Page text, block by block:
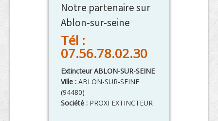
Notre partenaire sur
Ablon-sur-seine
Tél :
07.56.78.02.30
Extincteur ABLON-SUR-SEINE
Ville : ABLON-SUR-SEINE
(94480)
Société : PROXI EXTINCTEUR